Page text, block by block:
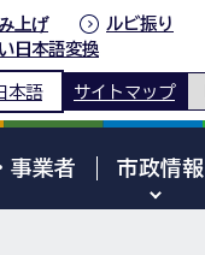
上げ
ルビ振り
日本語変換
本語 サイトマップ
事業者 市政情報